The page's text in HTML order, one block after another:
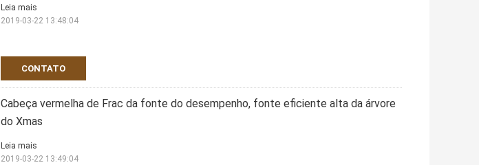
CONTATO
Leia mais
2019-03-22 13:48:04
Cabeça vermelha de Frac da fonte do desempenho, fonte eficiente alta da árvore
do Xmas
Leia mais
2019-03-22 13:49:04